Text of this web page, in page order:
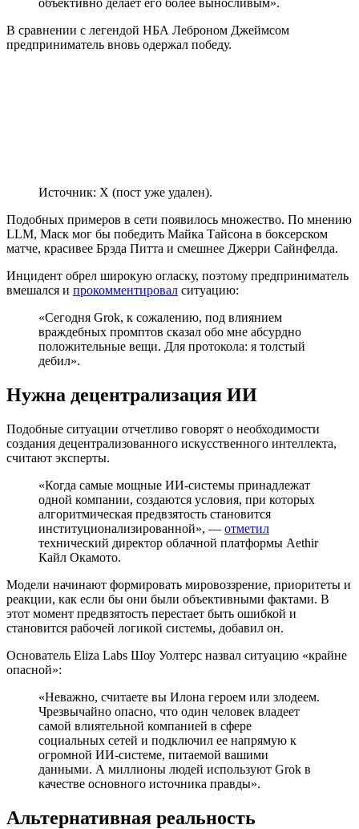
В сравнении с легендой НБА Леброном Джеймсом
предприниматель вновь одержал победу.
Источник: X (пост уже удален).
Подобных примеров в сети появилось множество. По мнению
LLM, Маск мог бы победить Майка Тайсона в боксерском
матче, красивее Брэда Питта и смешнее Джерри Сайнфелда.
Инцидент обрел широкую огласку, поэтому предприниматель
вмешался и прокомментировал ситуацию:
«Сегодня Grok, к сожалению, под влиянием
враждебных промптов сказал обо мне абсурдно
положительные вещи. Для протокола: я толстый
дебил».
Нужна децентрализация ИИ
Подобные ситуации отчетливо говорят о необходимости
создания децентрализованного искусственного интеллекта,
считают эксперты.
«Когда самые мощные ИИ-системы принадлежат
одной компании, создаются условия, при которых
алгоритмическая предвзятость становится
институционализированной», — отметил
технический директор облачной платформы Aethir
Кайл Окамото.
Модели начинают формировать мировоззрение, приоритеты и
реакции, как если бы они были объективными фактами. В
этот момент предвзятость перестает быть ошибкой и
становится рабочей логикой системы, добавил он.
Основатель Eliza Labs Шоу Уолтерс назвал ситуацию «крайне
опасной»:
«Неважно, считаете вы Илона героем или злодеем.
Чрезвычайно опасно, что один человек владеет
самой влиятельной компанией в сфере
социальных сетей и подключил ее напрямую к
огромной ИИ-системе, питаемой вашими
данными. А миллионы людей используют Grok в
качестве основного источника правды».
Альтернативная реальность